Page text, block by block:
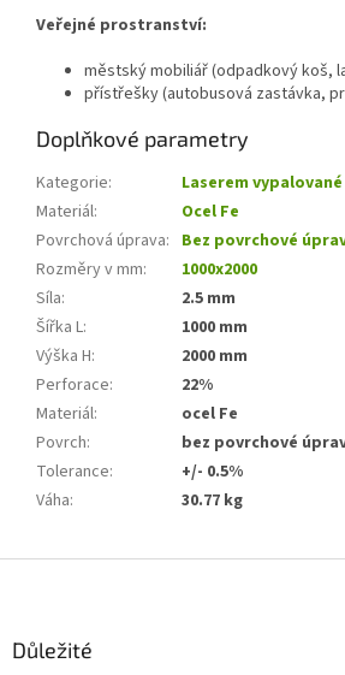
Veřejné prostranství:
městský mobiliář (odpadkový koš,
přístřešky (autobusová zastávka,
Doplňkové parametry
Kategorie:
Laserem
Materiál:
Ocel Fe
Povrchová úprava: Bez povrchové
Rozměry v mm:
1000x2000
Síla:
2.5 mm
Šířka L:
1000 mm
Výška H:
2000 mm
Perforace:
22%
Materiál:
ocel Fe
Povrch:
bez povrchové
Tolerance:
+/- 0.5%
Váha: 30.77 kg
Důležité